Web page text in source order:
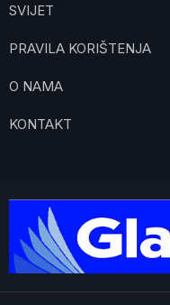
SVIJET
PRAVILA KORIŠTENJA
O NAMA
KONTAKT